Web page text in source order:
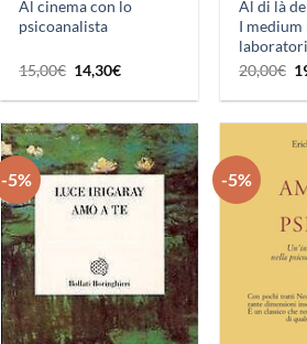
Al cinema con lo
psicoanalista
15,00€ Il
prezzo
originale
15,00€.
14,30€Il
attuale
14,30€.
Al di là
I medium
20,00€ Il
-5%
Aggiungi
alla lista
dei
desideri
-5%